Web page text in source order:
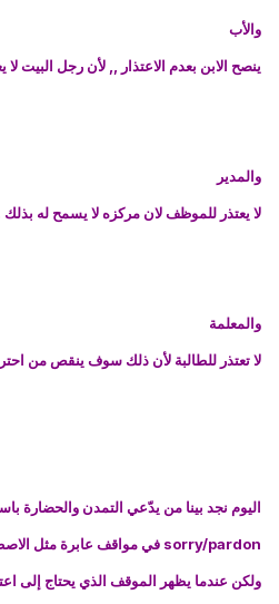
والأب
ينصح الابن بعدم الاعتذار ,, لأن رجل البيت لا
والمدير
لا يعتذر للموظف لان مركزه لا يسمح له بذلك
والمعلمة
لا تعتذر للطالبة لأن ذلك سوف ينقص من
اليوم نجد بينا من يدّعي التمدن والحضارة
sorry/pardon في مواقف عابرة مثل الاصطدام الخفيف خلال المشي ...
ولكن عندما يظهر الموقف الذي يحتاج إلى